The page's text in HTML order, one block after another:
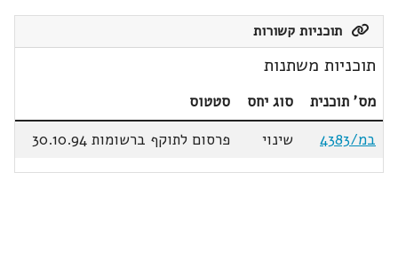
תוכניות קשורות
תוכניות משתנות
מס' תוכנית סוג יחס
סטטוס
במ/4383
שינוי פרסום לתוקף ברשומות 30.10.94